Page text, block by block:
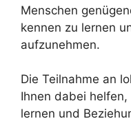
Menschen
kennen zu lernen
aufzunehmen.
Die Teilnahme an
Ihnen dabei
lernen und